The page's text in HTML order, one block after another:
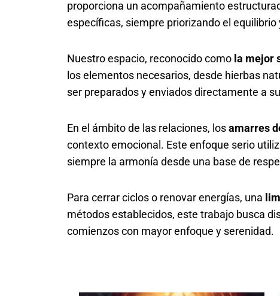
proporciona un acompañamiento
específicas, siempre priorizando el
Nuestro espacio, reconocido como la mejor
los elementos necesarios, desde hierbas
ser preparados y enviados directamente a
En el ámbito de las relaciones, losamarres
contexto emocional. Este enfoque serio
siempre la armonía desde una base de
Para cerrar ciclos o renovar energías, una
métodos establecidos, este trabajo busca
comienzos con mayor enfoque y serenidad.